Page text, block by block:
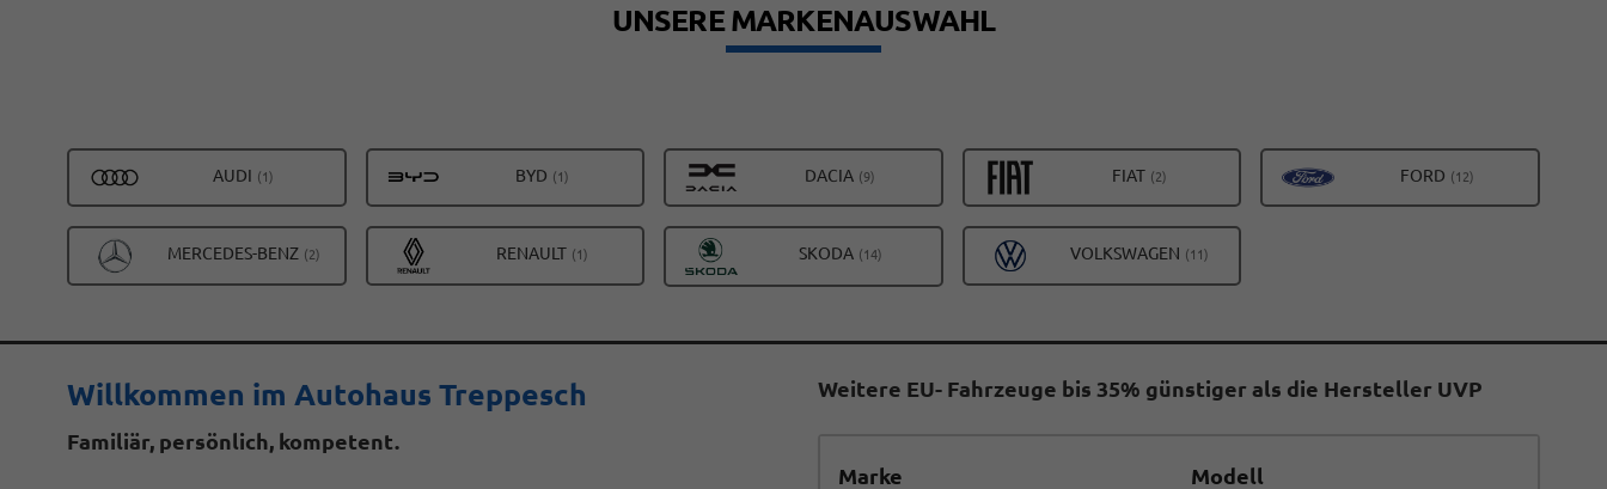
UNSERE MARKENAUSWAHL
AUDI (1)
FAHRZEUGE
VON
AUDI
ANZEIGEN
BYD (1)
FAHRZEUGE
VON
BYD
ANZEIGEN
DACIA (9)
FAHRZEUGE
VON
DACIA
ANZEIGEN
FIAT (2)
FAHRZEUGE
VON
FIAT
ANZEIGEN
FORD (12)
FAHRZEUGE
MERCEDES-BENZ (2)
FAHRZEUGE
MERCEDES-
ANZEIGEN
RENAULT (1)
FAHRZEUGE
RENAULT
SKODA (14)
FAHRZEUGE
SKODA
VOLKSWAGEN (11)
FAHRZEUGE
VOLKSWAGEN
Willkommen im Autohaus Treppesch
Familiär, persönlich, kompetent.
Weitere EU- Fahrzeuge bis 35% günstiger als die Hersteller UVP
Marke
Modell